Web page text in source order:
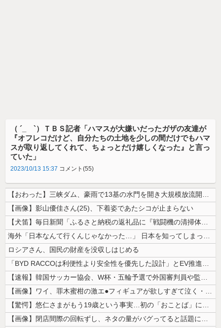
（ ´_ゝ`）ＴＢＳ記者「ハマスが大嫌いだったガザの友達が
『オフレコだけど、自分たちの土地を少しの間だけでもハマ
スが取り返してくれて、ちょっとだけ嬉しくなった』と言っ
ていた」
2023/10/13 15:37 コメント(55)
【おわった】三峡ダム、豪雨で13基の水門を開き大規模放流開始か 下流の...
【画像】影山優佳さん(25)、下着姿であたシコが止まらない
【犬笛】毎日新聞「ふるさと納税の返礼品に『戦闘機の清掃体験』」→サヨク...
海外「日本なんて行くんじゃなかった…」 日本を知ってしまったディズニー...
ロシアさん、国民の財産を没収しはじめる
「BYD RACCOは利便性より安全性を優先した設計」とEV推進派がス...
【速報】韓国サッカー協会、W杯・五輪予選で外国審判員や監督官を性接待！...
【画像】ワイ、罪木蜜柑の激エ●フィギュアが欲しすぎて泣く・・・・・・
【驚愕】悠仁さまがもう19歳という事実…初の「おことば」にネット民驚嘆
【画像】閉店間際の回転ずし、ネタの量がバグってると話題にｗｗｗｗｗ